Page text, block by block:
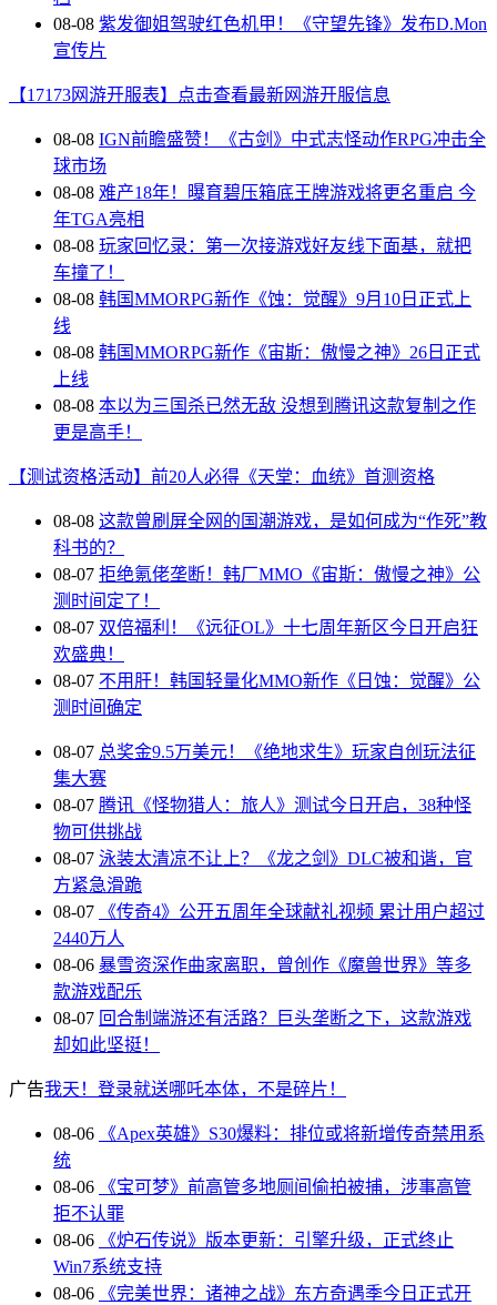
08-08 紫发御姐驾驶红色机甲！《守望先锋》发布D.Mon
宣传片
【17173网游开服表】点击查看最新网游开服信息
08-08 IGN前瞻盛赞！《古剑》中式志怪动作RPG冲击全
球市场
08-08 难产18年！曝育碧压箱底王牌游戏将更名重启 今
年TGA亮相
08-08 玩家回忆录：第一次接游戏好友线下面基，就把
车撞了！
08-08 韩国MMORPG新作《蚀：觉醒》9月10日正式上
线
08-08 韩国MMORPG新作《宙斯：傲慢之神》26日正式
上线
08-08 本以为三国杀已然无敌 没想到腾讯这款复制之作
更是高手！
【测试资格活动】前20人必得《天堂：血统》首测资格
08-08 这款曾刷屏全网的国潮游戏，是如何成为“作死”教
科书的？
08-07 拒绝氪佬垄断！韩厂MMO《宙斯：傲慢之神》公
测时间定了！
08-07 双倍福利！《远征OL》十七周年新区今日开启狂
欢盛典！
08-07 不用肝！韩国轻量化MMO新作《日蚀：觉醒》公
测时间确定
08-07 总奖金9.5万美元！《绝地求生》玩家自创玩法征
集大赛
08-07 腾讯《怪物猎人：旅人》测试今日开启，38种怪
物可供挑战
08-07 泳装太清凉不让上？《龙之剑》DLC被和谐，官
方紧急滑跪
08-07
《传奇4》公开五周年全球献礼视频 累计用户超过
2440万人
08-06 暴雪资深作曲家离职，曾创作《魔兽世界》等多
款游戏配乐
08-07 回合制端游还有活路？巨头垄断之下，这款游戏
却如此坚挺！
广告我天！登录就送哪吒本体，不是碎片！
08-06
《Apex英雄》S30爆料：排位或将新增传奇禁用系
统
08-06
《宝可梦》前高管多地厕间偷拍被捕，涉事高管
拒不认罪
08-06
《炉石传说》版本更新：引擎升级，正式终止
Win7系统支持
08-06
《完美世界：诸神之战》东方奇遇季今日正式开